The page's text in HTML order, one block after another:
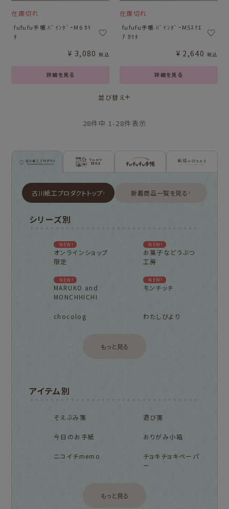
在庫切れ
fufufu手帳 ﾊﾞｲﾝﾀﾞｰM6 ｶﾘ
ﾀ
詳細を見る
¥ 3,080 税込
在庫切れ
fufufu手帳 ﾊﾞｲﾝﾀﾞｰM5ｽｸｴ
ｱ ｶﾘﾀ
詳細を見る
¥ 2,640 税込
並び替え
28件中 1-28件表示
古川紙工プロダクトトップ 新着商品一覧を見る
シリーズ別
NEW!
オンラインショップ
限定
NEW!
お菓子などうぶつ
工房
NEW!
MARUKO and
MONCHHICHI
NEW!
モンチッチ
chocolog わたしびより
もっと見る
アイテム別
そえぶみ箋 遊び箋
今日のお手紙 おりがみ小箱
ニコイチmemo
チョキチョキペーパ
ー
もっと見る